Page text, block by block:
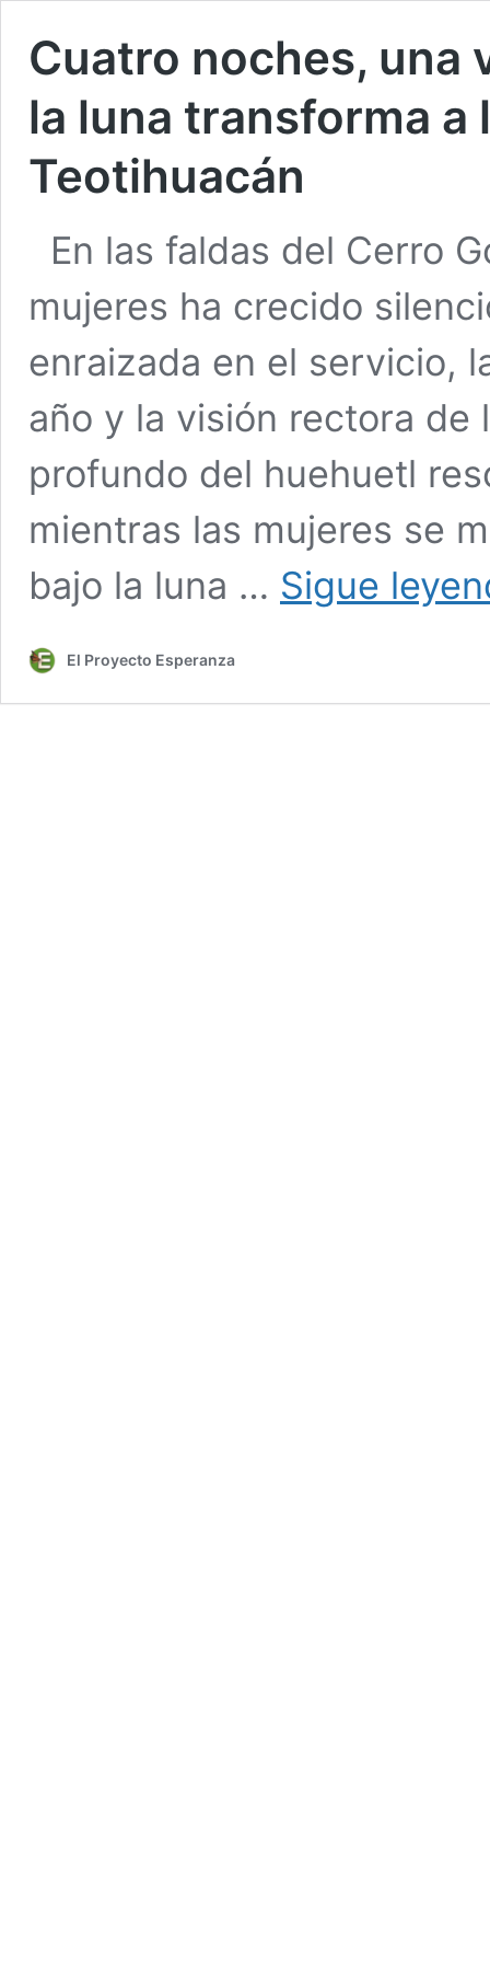
Cuatro noches, una
la luna transforma a
Teotihuacán
En las faldas del Cerro
mujeres ha crecido
enraizada en el servicio,
año y la visión rectora de
profundo del huehuetl
mientras las mujeres se
bajo la luna … Sigue
El Proyecto Esperanza